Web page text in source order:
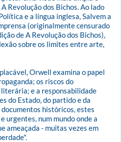
Revolução dos Bichos. Ao lado
e a língua inglesa, Salvem a
(originalmente censurado
de A Revolução dos Bichos),
sobre os limites entre arte,
Orwell examina o papel
os riscos do
e a responsabilidade
do Estado, do partido e da
históricos, estes
urgentes, num mundo onde a
ameaçada - muitas vezes em